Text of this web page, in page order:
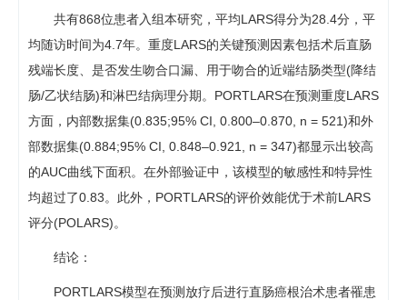
共有868位患者入组本研究，平均LARS得分为28.4分，平
均随访时间为4.7年。重度LARS的关键预测因素包括术后直肠
残端长度、是否发生吻合口漏、用于吻合的近端结肠类型(降结
肠/乙状结肠)和淋巴结病理分期。PORTLARS在预测重度LARS
方面，内部数据集(0.835;95% CI, 0.800–0.870, n = 521)和外
部数据集(0.884;95% CI, 0.848–0.921, n = 347)都显示出较高
的AUC曲线下面积。在外部验证中，该模型的敏感性和特异性
均超过了0.83。此外，PORTLARS的评价效能优于术前LARS
评分(POLARS)。
结论：
PORTLARS模型在预测放疗后进行直肠癌根治术患者罹患